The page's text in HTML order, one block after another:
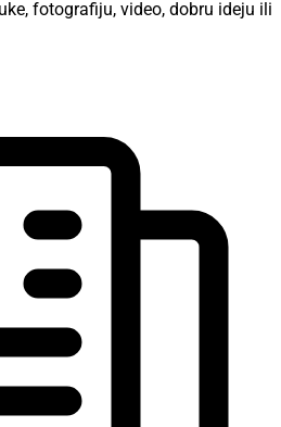
fotografiju, video, dobru ideju ili